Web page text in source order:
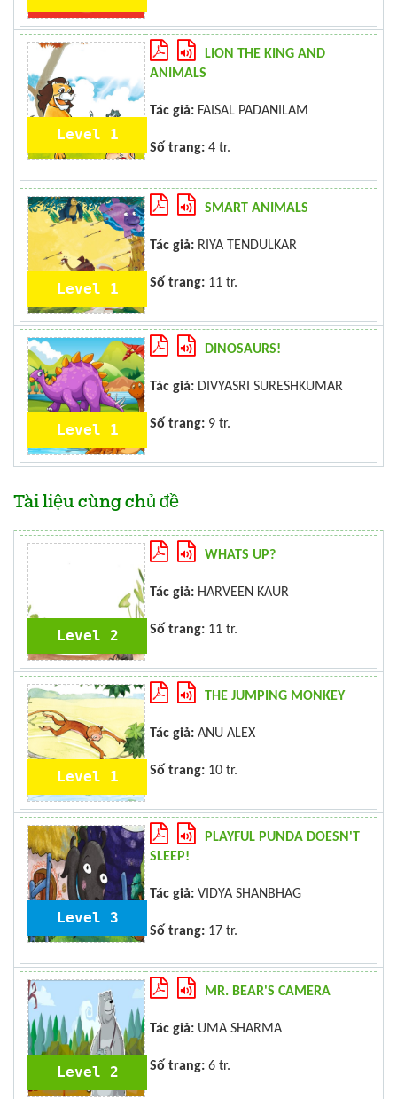
Level 1
LION THE KING AND
ANIMALS
Tác giả: FAISAL PADANILAM
Số trang: 4 tr.
Level 1
SMART ANIMALS
Tác giả: RIYA TENDULKAR
Số trang: 11 tr.
Level 1
DINOSAURS!
Tác giả: DIVYASRI SURESHKUMAR
Số trang: 9 tr.
Tài liệu cùng chủ đề
Level 2
WHATS UP?
Tác giả: HARVEEN KAUR
Số trang: 11 tr.
Level 1
THE JUMPING MONKEY
Tác giả: ANU ALEX
Số trang: 10 tr.
Level 3
PLAYFUL PUNDA DOESN'T
SLEEP!
Tác giả: VIDYA SHANBHAG
Số trang: 17 tr.
Level 2
MR. BEAR'S CAMERA
Tác giả: UMA SHARMA
Số trang: 6 tr.